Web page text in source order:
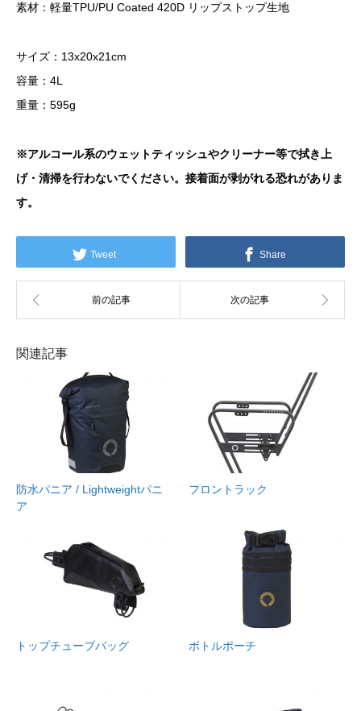
素材：軽量TPU/PU Coated 420D リップストップ生地
サイズ：13x20x21cm
容量：4L
重量：595g
※アルコール系のウェットティッシュやクリーナー等で拭き上
げ・清掃を行わないでください。接着面が剥がれる恐れがありま
す。
Tweet Share
関連記事
防水パニア / Lightweightパニ
ア
フロントラック
トップチューブバッグ ボトルポーチ